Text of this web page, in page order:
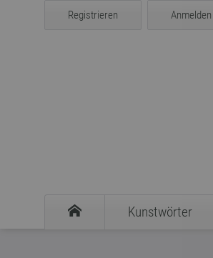
Registrieren Anmelden
Kunstwörter